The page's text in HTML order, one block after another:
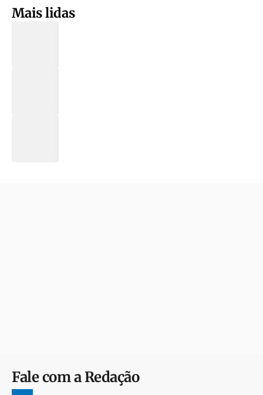
Mais lidas
Fale com a Redação